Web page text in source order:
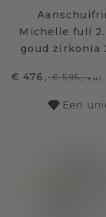
Michelle full
goud zirkonia
€ 476,-€ 595,-Excl.
Een